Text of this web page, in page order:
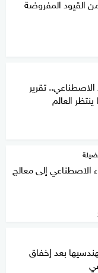
القيود المفروضة
الاصطناعي.. تقرير
العالم
الاصطناعي إلى معالج
بعد إخفاق